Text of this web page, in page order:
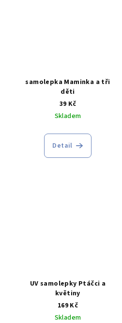
samolepka Maminka a tři
děti
39 Kč
Skladem
Detail
UV samolepky Ptáčci a
květiny
169 Kč
Skladem